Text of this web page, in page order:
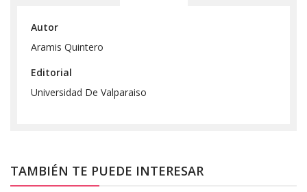
Autor
Aramis Quintero
Editorial
Universidad De Valparaiso
TAMBIÉN TE PUEDE INTERESAR